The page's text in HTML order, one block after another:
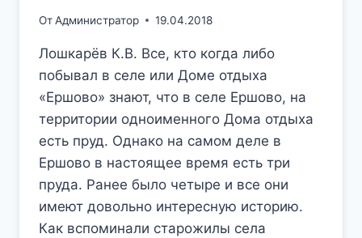
ОтАдминистратор 19.04.2018
Лошкарёв К.В. Все, кто когда либо
побывал в селе или Доме отдыха
«Ершово» знают, что в селе Ершово, на
территории одноименного Дома отдыха
есть пруд. Однако на самом деле в
Ершово в настоящее время есть три
пруда. Ранее было четыре и все они
имеют довольно интересную историю.
Как вспоминали старожилы села